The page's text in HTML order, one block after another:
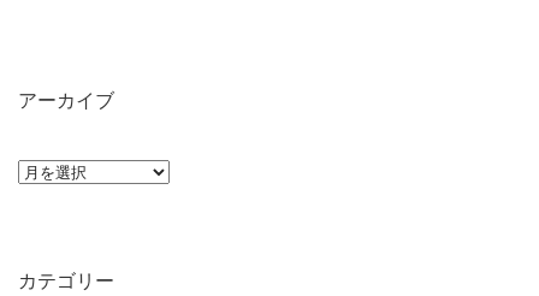
アーカイブ
ア
ブ
カテゴリー